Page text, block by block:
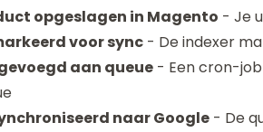
opgeslagen in Magento - Je
voor sync - De indexer
aan queue - Een cron-
naar Google - De